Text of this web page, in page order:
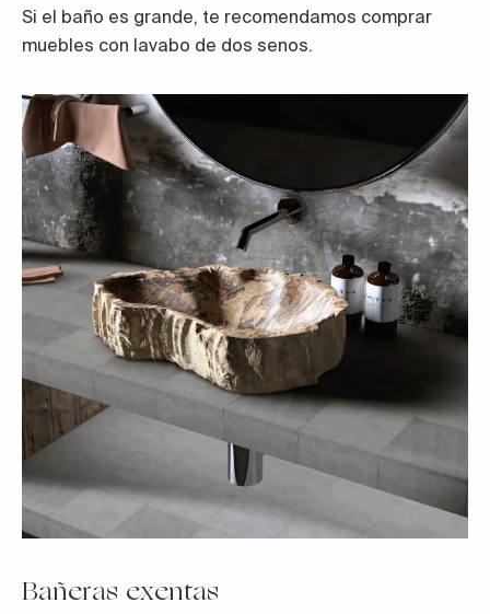
Si el baño es grande, te recomendamos comprar
muebles con lavabo de dos senos.
Bañeras exentas